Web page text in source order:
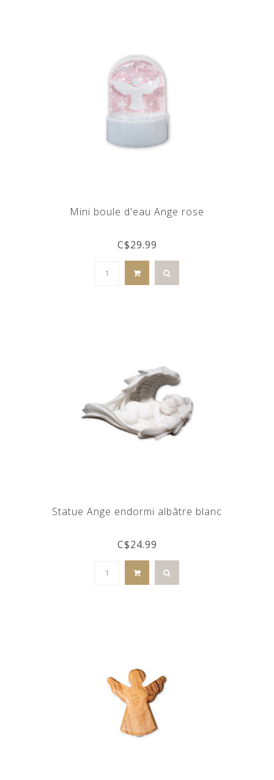
Mini boule d'eau Ange rose
C$29.99
Statue Ange endormi albâtre blanc
C$24.99